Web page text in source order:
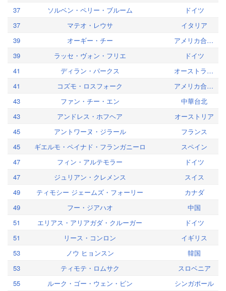
37
ソルベン・ペリー・ブルーム
ドイツ
37
マテオ・レウサ
イタリア
39
オーギー・チー
アメリカ合衆国
39
ラッセ・ヴォン・フリエ
ドイツ
41
ディラン・パークス
オーストラリア
41
コズモ・ロスフォーク
アメリカ合衆国
43
ファン・チー・エン
中華台北
43
アンドレス・ホフヘア
オーストリア
45
アントワーヌ・ジラール
フランス
45
ギエルモ・ペイナド・フランガニーロ
スペイン
47
フィン・アルテモラー
ドイツ
47
ジュリアン・クレメンス
スイス
49
ティモシー ジェームズ・フォーリー
カナダ
49
フー・ジアハオ
中国
51
エリアス・アリアガダ・クルーガー
ドイツ
51
リース・コンロン
イギリス
53
ノウ ヒョンスン
韓国
53
ティモテ・ロムサク
スロベニア
55
ルーク・ゴー・ウェン・ビン
シンガポール